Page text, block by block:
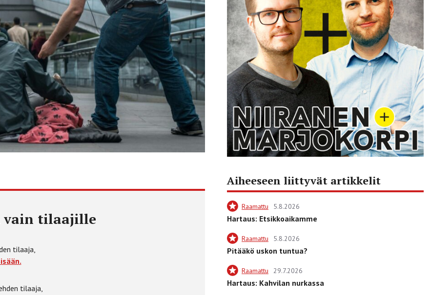
vain tilaajille
tilaaja,
tilaaja,
Aiheeseen liittyvät artikkelit
Raamattu 5.8.2026
Hartaus: Etsikkoaikamme
Raamattu 5.8.2026
Pitääkö uskon tuntua?
Raamattu 29.7.2026
Hartaus: Kahvilan nurkassa